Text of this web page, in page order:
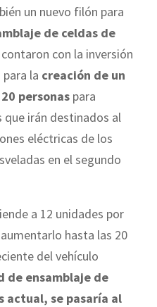
un nuevo filón para
de celdas de
con la inversión
la creación de un
personas para
irán destinados al
eléctricas de los
en el segundo
a 12 unidades por
hasta las 20
del vehículo
de ensamblaje de
actual, se pasaría al